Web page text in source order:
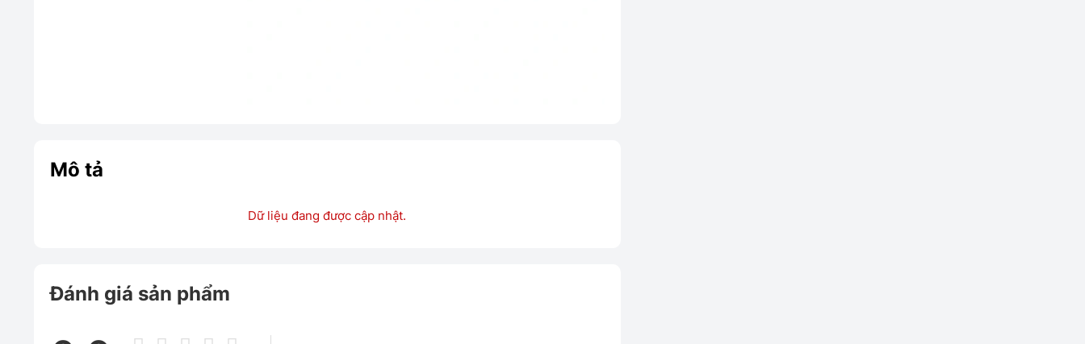
Mô tả
Dữ liệu đang được cập nhật.
Đánh giá sản phẩm